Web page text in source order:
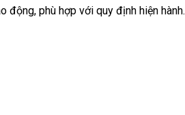
động, phù hợp với quy định hiện hành.